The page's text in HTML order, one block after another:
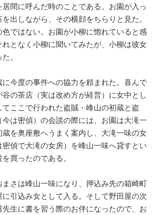
間に呼んだ時のことである。お園が入っ
出しながら、その横顔をちらりと見た。
ではない。お園が小柳に惚れていると感
れとなく小柳に聞いてみたが、小柳は彼女
。
今度の事件への協力を頼まれた。喜んで
の茶店（実は改め方が経営）に女中とし
ここで行われた盗賊・峰山の初蔵と盗
は密偵）の会談の際には、お園は大滝一
を奥座敷へうまく案内し、大滝一味の女
偵で大滝の女房）を峰山一味へ貸すとい
買ったのである。
さは峰山一味になり、押込み先の箱崎町
引込み女として入る。そして野田屋の次
生に書を習う際のお伴になったので、お